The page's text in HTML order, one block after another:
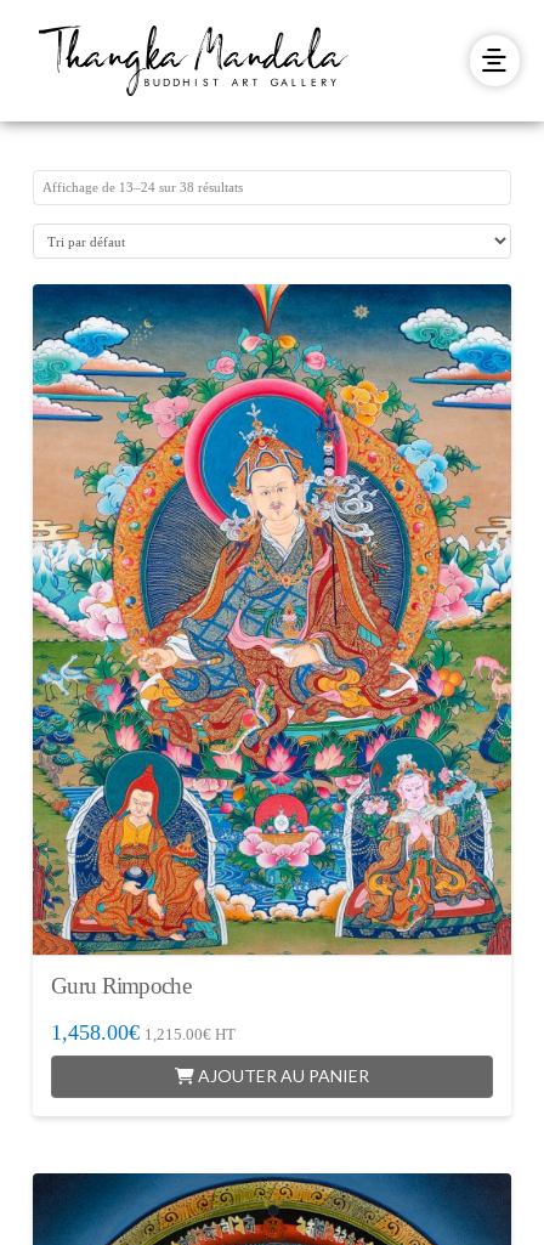
Affichage de 13–24 sur 38 résultats
Guru Rimpoche
1,458.00€ 1,215.00€HT
AJOUTER AU PANIER